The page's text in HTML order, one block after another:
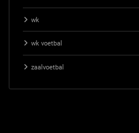
wk
wk voetbal
zaalvoetbal